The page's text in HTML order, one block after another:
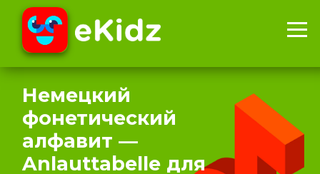
Немецкий
фонетический
алфавит —
Anlauttabelle для